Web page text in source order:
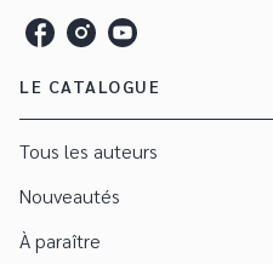
LE CATALOGUE
Tous les auteurs
Nouveautés
À paraître